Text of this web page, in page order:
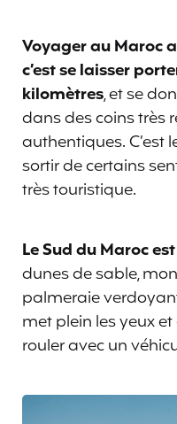
Voyager au Maroc
c’est se laisser
kilomètres, et se
dans des coins très
authentiques. C’est
sortir de certains
très touristique.
Le Sud du Maroc
dunes de sable,
palmeraie
met plein les yeux
rouler avec un